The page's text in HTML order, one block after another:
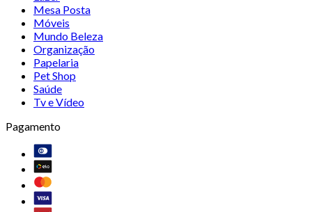
Mesa Posta
Móveis
Mundo Beleza
Organização
Papelaria
Pet Shop
Saúde
Tv e Vídeo
Pagamento